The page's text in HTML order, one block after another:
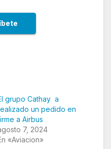
grupo Cathay a
un pedido en
a Airbus
7, 2024
«Aviacion»